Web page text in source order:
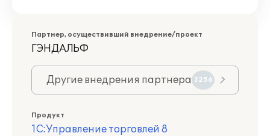
Партнер, осуществивший внедрение/проект
ГЭНДАЛЬФ
Другие внедрения партнера 3256
Продукт
1С:Управление торговлей 8